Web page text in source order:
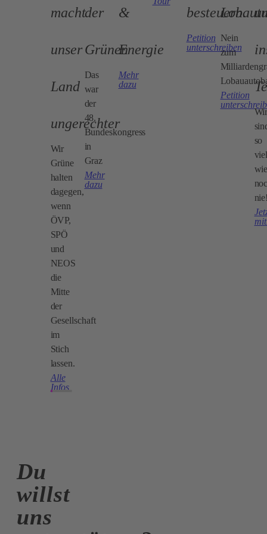
macht
unser
Land
ungerechter
Wir
Grüne
halten
dagegen,
wenn
ÖVP,
SPÖ
und
NEOS
die
Mitte
der
Gesellschaft
im
Stich
lassen.
Alle
Infos
der
Grünen
Das
war
der
48.
Bundeskongress
in
Graz
Mehr
dazu
&
Energie
Mehr
dazu
besteuern.
Petition
unterschreiben
Nein
zum
Petition
so
Du
willst
uns